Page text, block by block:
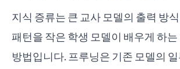
지식 증류는 큰 교사 모델의 출력 방
패턴을 작은 학생 모델이 배우게 하는
방법입니다. 프루닝은 기존 모델의